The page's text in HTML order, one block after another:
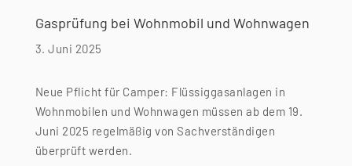
Gasprüfung bei Wohnmobil und Wohnwagen
3. Juni 2025
Neue Pflicht für Camper: Flüssiggasanlagen in
Wohnmobilen und Wohnwagen müssen ab dem 19.
Juni 2025 regelmäßig von Sachverständigen
überprüft werden.